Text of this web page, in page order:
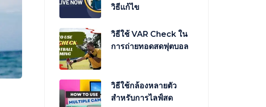
วิธีแก้ไข
วิธีใช้ VAR Check ใน
การถ่ายทอดสดฟุตบอล
วิธีใช้กล้องหลายตัว
สำหรับการไลฟ์สด